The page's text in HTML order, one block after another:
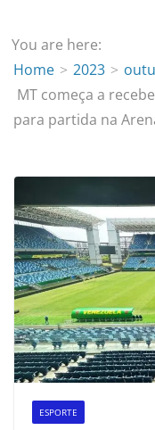
You are here:
Home
2023
MT começa a
para partida na
ESPORTE